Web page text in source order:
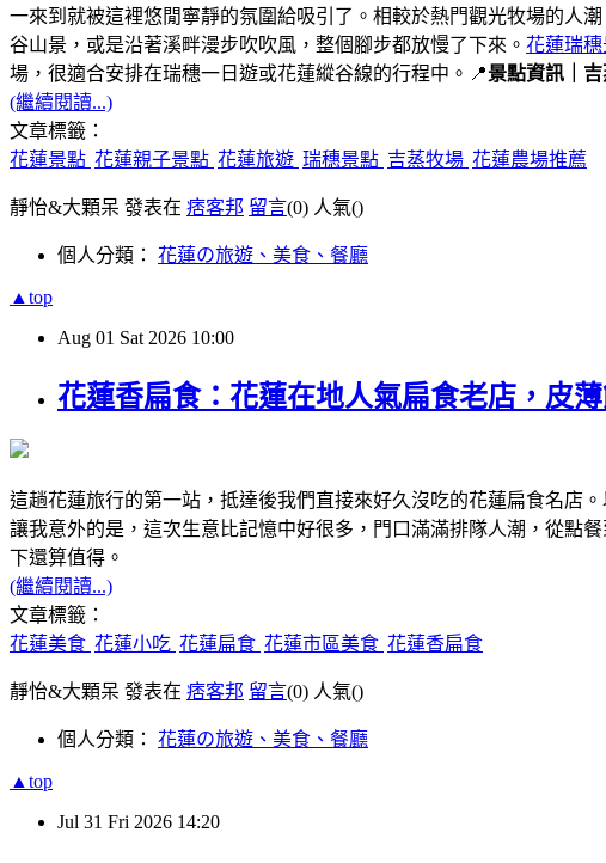
一來到就被這裡悠閒寧靜的氛圍給吸引了。相較於熱門觀光牧場的人
谷山景，或是沿著溪畔漫步吹吹風，整個腳步都放慢了下來。 花蓮瑞
場，很適合安排在瑞穗一日遊或花蓮縱谷線的行程中。📍景點資訊｜
(繼續閱讀...)
文章標籤：
花蓮景點 花蓮親子景點 花蓮旅遊 瑞穗景點 吉蒸牧場 花蓮農場推薦
靜怡&大顆呆 發表在 痞客邦 留言(0) 人氣()
個人分類： 花蓮の旅遊、美食、餐廳
▲top
Aug 01 Sat 2026 10:00
花蓮香扁食：花蓮在地人氣扁食老店，皮
這趟花蓮旅行的第一站，抵達後我們直接來好久沒吃的花蓮扁食名店
讓我意外的是，這次生意比記憶中好很多，門口滿滿排隊人潮，從點
下還算值得。
(繼續閱讀...)
文章標籤：
花蓮美食 花蓮小吃 花蓮扁食 花蓮市區美食 花蓮香扁食
靜怡&大顆呆 發表在 痞客邦 留言(0) 人氣()
個人分類： 花蓮の旅遊、美食、餐廳
▲top
Jul 31 Fri 2026 14:20